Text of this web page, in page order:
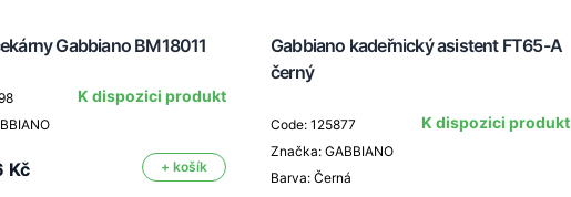
Gabbiano BM18011
K dispozici produkt
Kč + košík
Gabbiano kadeřnický asistent FT65-A
černý
Code: 125877
Značka: GABBIANO
Barva: Černá
K dispozici produkt